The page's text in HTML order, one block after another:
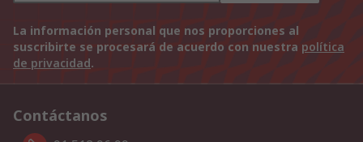
La información personal que nos proporciones al
suscribirte se procesará de acuerdo con nuestra política
de privacidad.
Contáctanos